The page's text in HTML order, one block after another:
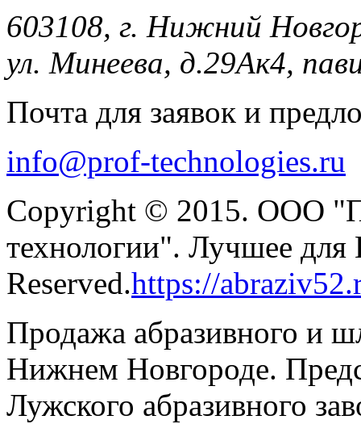
603108, г. Нижний
ул. Минеева, д.29Ак4,
Почта для заявок и
info@prof-technologies.ru
Copyright © 2015. ООО
технологии". Лучшее
Reserved.https://
Продажа абразивного и
Нижнем Новгороде.
Лужского абразивного